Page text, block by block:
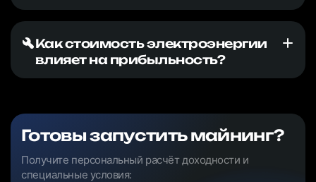
Как стоимость электроэнергии
влияет на прибыльность?
Готовы запустить майнинг?
Получите персональный расчёт доходности и
специальные условия: